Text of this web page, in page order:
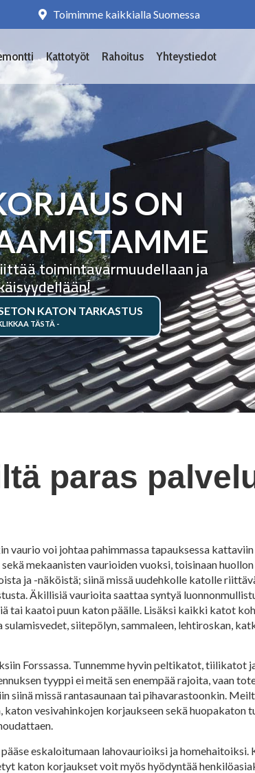
Toimimme kaikkialla Suomessa
Kattotyöt Rahoitus Yhteystiedot
ON
toimintavarmuudellaan ja
KATON TARKASTUS
paras
vaurio voi johtaa pahimmassa tapauksessa
mekaanisten vaurioiden vuoksi, toisinaan
ja -näköistä; siinä missä uudehkolle katolle
Äkillisiä vaurioita saattaa syntyä
kaatoi puun katon päälle. Lisäksi kaikki katot
siitepölyn, sammaleen, lehtiroskan,
Forssassa. Tunnemme hyvin peltikatot, tiilikatot
tyyppi ei meitä sen enempää rajoita, vaan
siinä missä rantasaunaan tai pihavarastoonkin.
vesivahinkojen korjaukseen sekä huopakaton
eskaloitumaan lahovaurioiksi ja homehaitoiksi.
katon korjaukset voit myös hyödyntää